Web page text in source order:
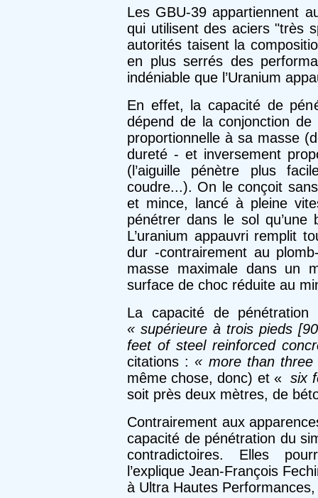
Les GBU-39 appartiennent
qui utilisent des aciers "très
autorités taisent la
en plus serrés des
indéniable que l’Uranium
En effet, la capacité de
dépend de la conjonction
proportionnelle à sa masse
dureté - et inversement
(l’aiguille pénètre plus
coudre...). On le conçoit
et mince, lancé à pleine
pénétrer dans le sol
L’uranium appauvri remplit
dur -contrairement au
masse maximale dans un
surface de choc réduite au
La capacité de
« supérieure à trois pieds
feet of steel reinforced
citations :« more than three
même chose, donc) et « six
soit près deux mètres, de
Contrairement aux
capacité de pénétration du
contradictoires. Elles
l’explique Jean-François
à Ultra Hautes